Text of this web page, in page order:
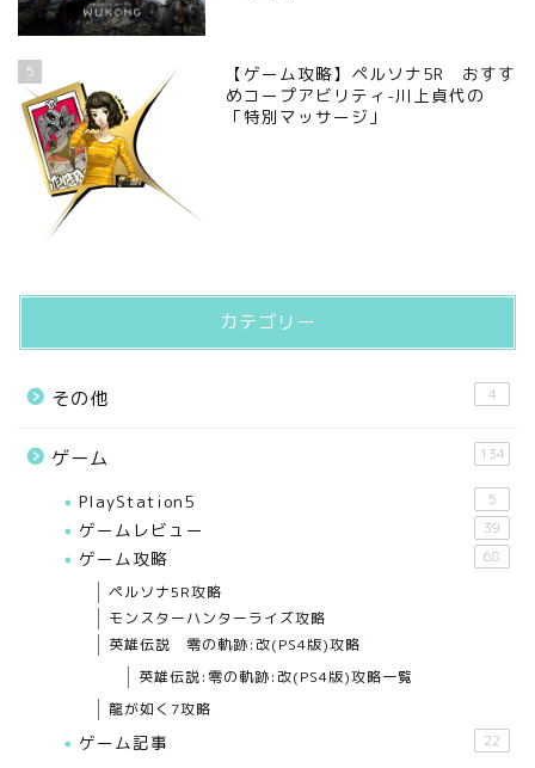
5
【ゲーム攻略】ペルソナ5R おすす
めコープアビリティ-川上貞代の
「特別マッサージ」
カテゴリー
その他 4
ゲーム 134
PlayStation5 5
ゲームレビュー 39
ゲーム攻略 68
ペルソナ5R攻略
モンスターハンターライズ攻略
英雄伝説 零の軌跡:改(PS4版)攻略
英雄伝説:零の軌跡:改(PS4版)攻略一覧
龍が如く7攻略
ゲーム記事 22